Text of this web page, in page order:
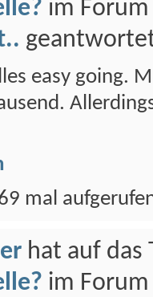
im
easy going.
mal
hat auf das
im